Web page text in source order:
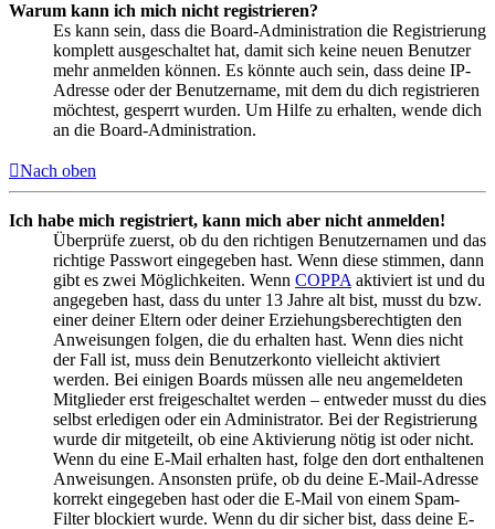
Warum kann ich mich nicht registrieren?
Es kann sein, dass die Board-Administration die Registrierung
komplett ausgeschaltet hat, damit sich keine neuen Benutzer
mehr anmelden können. Es könnte auch sein, dass deine IP-
Adresse oder der Benutzername, mit dem du dich registrieren
möchtest, gesperrt wurden. Um Hilfe zu erhalten, wende dich
an die Board-Administration.
Nach oben
Ich habe mich registriert, kann mich aber nicht anmelden!
Überprüfe zuerst, ob du den richtigen Benutzernamen und das
richtige Passwort eingegeben hast. Wenn diese stimmen, dann
gibt es zwei Möglichkeiten. Wenn COPPA aktiviert ist und du
angegeben hast, dass du unter 13 Jahre alt bist, musst du bzw.
einer deiner Eltern oder deiner Erziehungsberechtigten den
Anweisungen folgen, die du erhalten hast. Wenn dies nicht
der Fall ist, muss dein Benutzerkonto vielleicht aktiviert
werden. Bei einigen Boards müssen alle neu angemeldeten
Mitglieder erst freigeschaltet werden – entweder musst du dies
selbst erledigen oder ein Administrator. Bei der Registrierung
wurde dir mitgeteilt, ob eine Aktivierung nötig ist oder nicht.
Wenn du eine E-Mail erhalten hast, folge den dort enthaltenen
Anweisungen. Ansonsten prüfe, ob du deine E-Mail-Adresse
korrekt eingegeben hast oder die E-Mail von einem Spam-
Filter blockiert wurde. Wenn du dir sicher bist, dass deine E-